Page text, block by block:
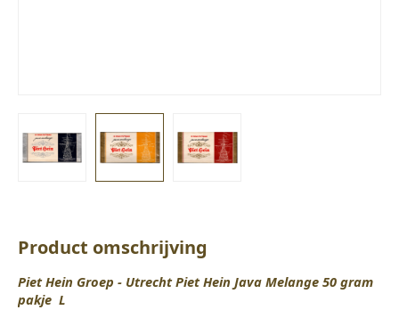
Product omschrijving
Piet Hein Groep - Utrecht Piet Hein Java Melange 50 gram
pakje L